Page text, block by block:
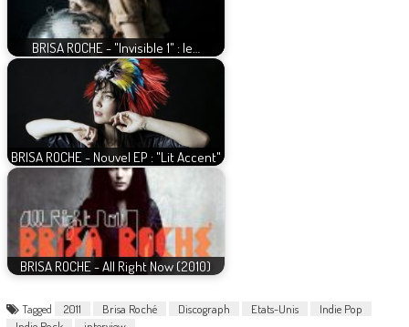
BRISA ROCHE - "Invisible 1" : le…
BRISA ROCHE - Nouvel EP : "Lit Accent"
BRISA ROCHE - All Right Now (2010)
Tagged 2011 Brisa Roché Discograph Etats-Unis
Indie Pop